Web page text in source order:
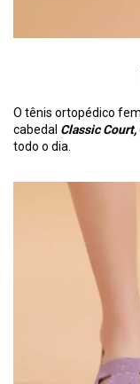
O tênis ortopédico
cabedal Classic Court,
todo o dia.